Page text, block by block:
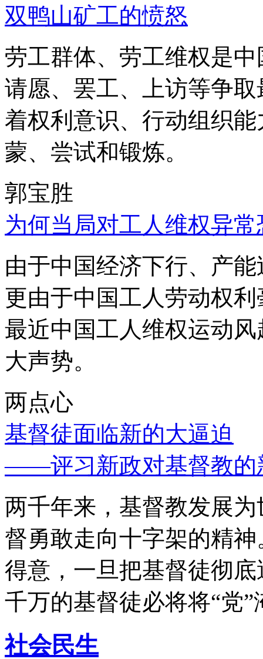
双鸭山矿工的愤怒
劳工群体、劳工维权是
请愿、罢工、上访等争
着权利意识、行动组织
蒙、尝试和锻炼。
郭宝胜
为何当局对工人维权异
由于中国经济下行、产
更由于中国工人劳动权
最近中国工人维权运动
大声势。
两点心
基督徒面临新的大逼迫
——评习新政对基督教的
两千年来，基督教发展
督勇敢走向十字架的精
得意，一旦把基督徒彻
千万的基督徒必将将“党”
社会民生